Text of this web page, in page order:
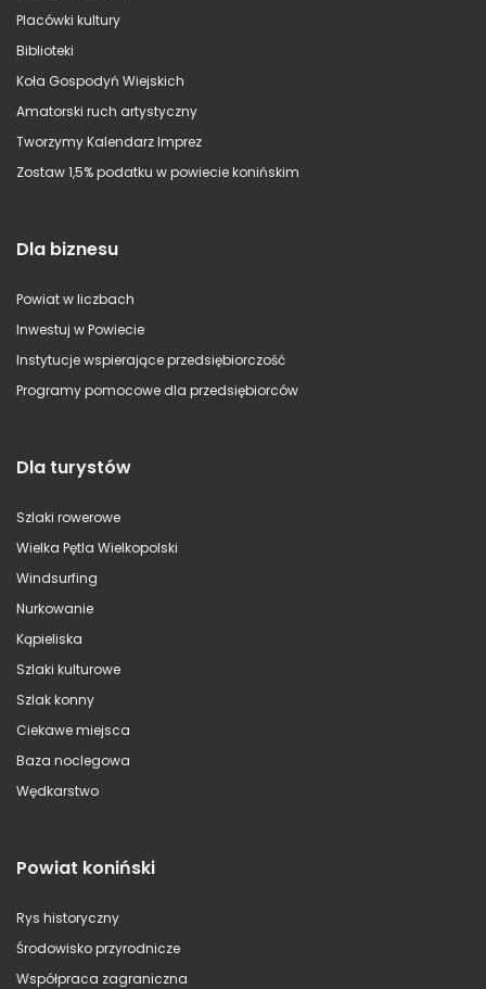
Placówki kultury
Biblioteki
Koła Gospodyń Wiejskich
Amatorski ruch artystyczny
Tworzymy Kalendarz Imprez
Zostaw 1,5% podatku w powiecie konińskim
Dla biznesu
Powiat w liczbach
Inwestuj w Powiecie
Instytucje wspierające przedsiębiorczość
Programy pomocowe dla przedsiębiorców
Dla turystów
Szlaki rowerowe
Wielka Pętla Wielkopolski
Windsurfing
Nurkowanie
Kąpieliska
Szlaki kulturowe
Szlak konny
Ciekawe miejsca
Baza noclegowa
Wędkarstwo
Powiat koniński
Rys historyczny
Środowisko przyrodnicze
Współpraca zagraniczna